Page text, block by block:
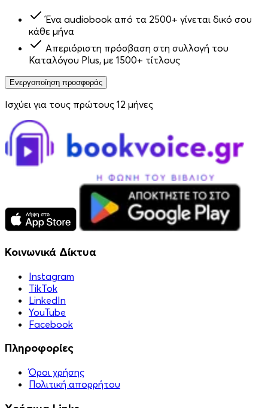
Ένα audiobook από τα 2500+ γίνεται δικό σου
κάθε μήνα
Απεριόριστη πρόσβαση στη συλλογή του
Καταλόγου Plus, με 1500+ τίτλους
Ενεργοποίηση προσφοράς
Ισχύει για τους πρώτους 12 μήνες
Κοινωνικά Δίκτυα
Instagram
TikTok
LinkedIn
YouTube
Facebook
Πληροφορίες
Όροι χρήσης
Πολιτική απορρήτου